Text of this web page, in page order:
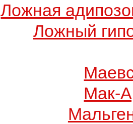
Ложная
Ложный
Мак-